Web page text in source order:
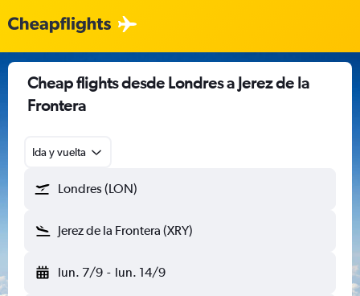
Cheap flights desde Londres a Jerez de la
Frontera
Ida y vuelta
Londres (LON)
Jerez de la Frontera (XRY)
lun. 7/9 - lun. 14/9